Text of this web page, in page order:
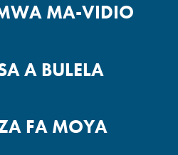
MA-VIDIO
A BULELA
FA MOYA